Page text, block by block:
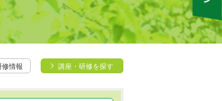
情報 講座・研修を探す